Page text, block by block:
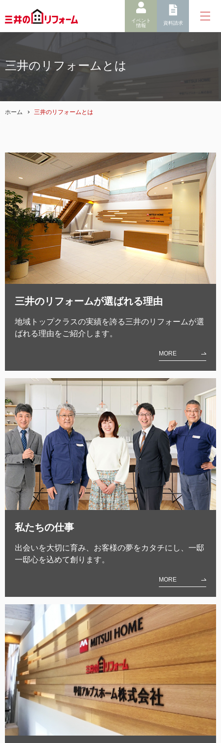
イベント
情報
資料請求
三井のリフォームとは
ホーム 三井のリフォームとは
三井のリフォームが選ばれる理由
地域トップクラスの実績を誇る三井のリフォームが選
ばれる理由をご紹介します。
MORE
私たちの仕事
出会いを大切に育み、お客様の夢をカタチにし、一邸
一邸心を込めて創ります。
MORE